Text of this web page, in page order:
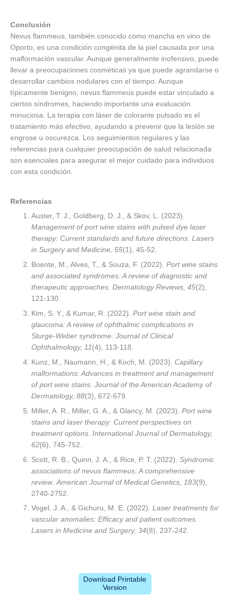
Conclusión
Nevus flammeus, también conocido como mancha en vino de
Oporto, es una condición congénita de la piel causada por una
malformación vascular. Aunque generalmente inofensivo, puede
llevar a preocupaciones cosméticas ya que puede agrandarse o
desarrollar cambios nodulares con el tiempo. Aunque
típicamente benigno, nevus flammeus puede estar vinculado a
ciertos síndromes, haciendo importante una evaluación
minuciosa. La terapia con láser de colorante pulsado es el
tratamiento más efectivo, ayudando a prevenir que la lesión se
engrose u oscurezca. Los seguimientos regulares y las
referencias para cualquier preocupación de salud relacionada
son esenciales para asegurar el mejor cuidado para individuos
con esta condición.
Referencias
Auster, T. J., Goldberg, D. J., & Skov, L. (2023).
Management of port wine stains with pulsed dye laser
therapy: Current standards and future directions.Lasers
in Surgery and Medicine, 55(1), 45-52.
Boente, M., Alves, T., & Souza, F. (2022).Port wine stains
and associated syndromes: A review of diagnostic and
therapeutic approaches.Dermatology Reviews, 45(2),
121-130.
Kim, S. Y., & Kumar, R. (2022).Port wine stain and
glaucoma: A review of ophthalmic complications in
Sturge-Weber syndrome.Journal of Clinical
Ophthalmology, 11(4), 113-118.
Kunz, M., Naumann, H., & Koch, M. (2023). Capillary
malformations: Advances in treatment and management
of port wine stains .Journal of the American Academy of
Dermatology, 88(3), 672-679.
Miller, A. R., Miller, G. A., & Glancy, M. (2023).Port wine
stains and laser therapy: Current perspectives on
treatment options International Journal of Dermatology,
62(6), 745-752.
Scott, R. B., Quinn, J. A., & Rice, P. T. (2022).Syndromic
associations of nevus flammeus: A comprehensive
review.American Journal of Medical Genetics, 183(9),
2740-2752.
Vogel, J. A., & Gichuru, M. E. (2022).Laser treatments for
vascular anomalies: Efficacy and patient outcomes.
Lasers in Medicine and Surgery, 34(8), 237-242.
Download Printable
Version